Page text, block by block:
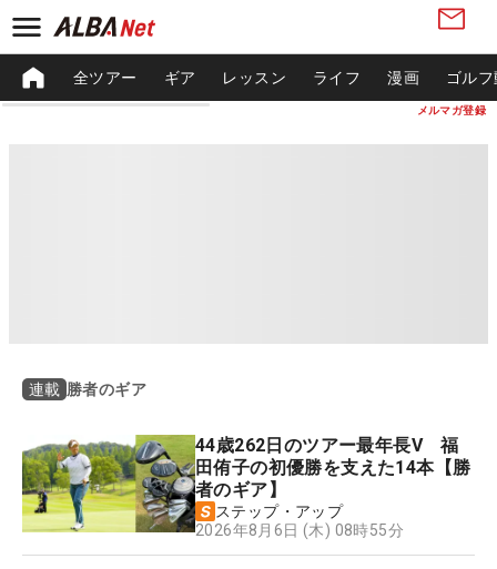
メルマガ登録
全ツアー ギア レッスン ライフ 漫画 ゴル
連載 勝者のギア
44歳262日のツアー最年長V 福
田侑子の初優勝を支えた14本【勝
者のギア】
ステップ・アップ
2026年8月6日 (木) 08時55分